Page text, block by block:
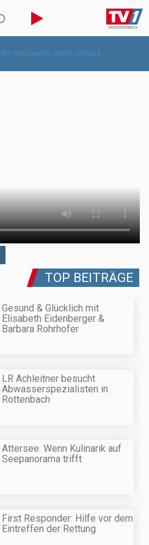
TOP BEITRÄGE
Gesund & Glücklich mit
Elisabeth Eidenberger &
Barbara Rohrhofer
LR Achleitner besucht
Abwasserspezialisten in
Rottenbach
Attersee: Wenn Kulinarik auf
Seepanorama trifft
First Responder: Hilfe vor dem
Eintreffen der Rettung